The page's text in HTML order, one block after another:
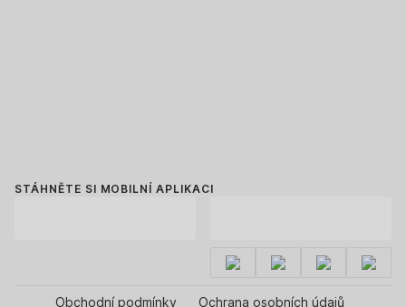
STÁHNĚTE SI MOBILNÍ APLIKACI
Obchodní podmínky Ochrana osobních údajů